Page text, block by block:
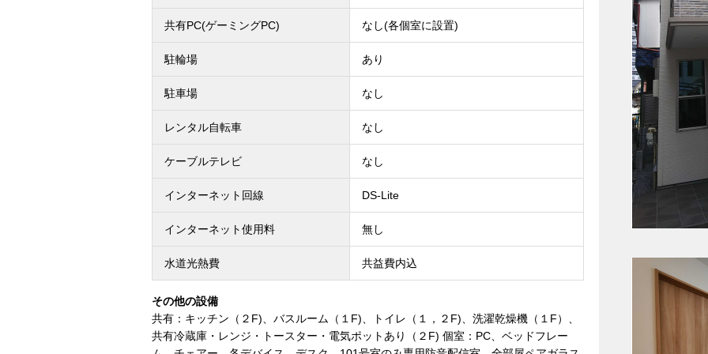
共有PC(ゲーミングPC) なし(各個室に設置)
駐輪場 あり
駐車場 なし
レンタル自転車 なし
ケーブルテレビ なし
インターネット回線 DS-Lite
インターネット使用料 無し
水道光熱費 共益費内込
その他の設備
共有：キッチン（２F)、バスルーム（１F)、トイレ（１，２F)、洗濯乾燥機（１F）、
共有冷蔵庫・レンジ・トースター・電気ポットあり（２F) 個室：PC、ベッドフレー